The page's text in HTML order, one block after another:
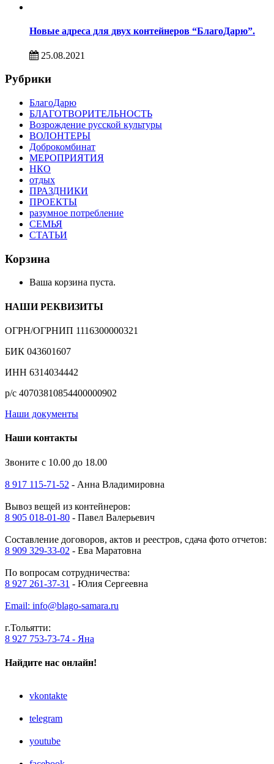
Новые адреса для двух контейнеров “БлагоДарю”.
25.08.2021
Рубрики
БлагоДарю
БЛАГОТВОРИТЕЛЬНОСТЬ
Возрождение русской культуры
ВОЛОНТЕРЫ
Доброкомбинат
МЕРОПРИЯТИЯ
НКО
отдых
ПРАЗДНИКИ
ПРОЕКТЫ
разумное потребление
СЕМЬЯ
СТАТЬИ
Корзина
Ваша корзина пуста.
НАШИ РЕКВИЗИТЫ
ОГРН/ОГРНИП 1116300000321
БИК 043601607
ИНН 6314034442
р/с 40703810854400000902
Наши документы
Наши контакты
Звоните с 10.00 до 18.00
8 917 115-71-52 - Анна Владимировна
Вывоз вещей из контейнеров:
8 905 018-01-80 - Павел Валерьевич
Составление договоров, актов и реестров, сдача фото отчетов:
8 909 329-33-02 - Ева Маратовна
По вопросам сотрудничества:
8 927 261-37-31 - Юлия Сергеевна
Email: info@blago-samara.ru
г.Тольятти:
8 927 753-73-74 - Яна
Найдите нас онлайн!
vkontakte
telegram
youtube